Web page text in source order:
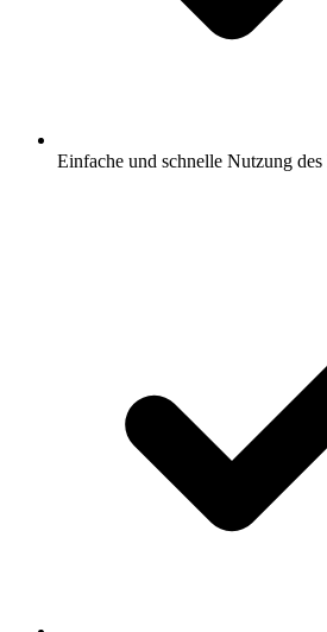
Einfache und schnelle Nutzung des